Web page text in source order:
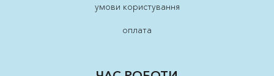
умови користування
оплата